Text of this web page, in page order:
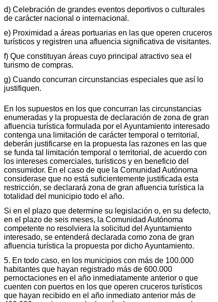
d) Celebración de grandes eventos deportivos o culturales
de carácter nacional o internacional.
e) Proximidad a áreas portuarias en las que operen cruceros
turísticos y registren una afluencia significativa de visitantes.
f) Que constituyan áreas cuyo principal atractivo sea el
turismo de compras.
g) Cuando concurran circunstancias especiales que así lo
justifiquen.
En los supuestos en los que concurran las circunstancias
enumeradas y la propuesta de declaración de zona de gran
afluencia turística formulada por el Ayuntamiento interesado
contenga una limitación de carácter temporal o territorial,
deberán justificarse en la propuesta las razones en las que
se funda tal limitación temporal o territorial, de acuerdo con
los intereses comerciales, turísticos y en beneficio del
consumidor. En el caso de que la Comunidad Autónoma
considerase que no está suficientemente justificada esta
restricción, se declarará zona de gran afluencia turística la
totalidad del municipio todo el año.
Si en el plazo que determine su legislación o, en su defecto,
en el plazo de seis meses, la Comunidad Autónoma
competente no resolviera la solicitud del Ayuntamiento
interesado, se entenderá declarada como zona de gran
afluencia turística la propuesta por dicho Ayuntamiento.
5. En todo caso, en los municipios con más de 100.000
habitantes que hayan registrado más de 600.000
pernoctaciones en el año inmediatamente anterior o que
cuenten con puertos en los que operen cruceros turísticos
que hayan recibido en el año inmediato anterior más de